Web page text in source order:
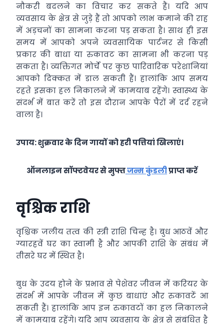
नौकरी बदलने का विचार कर सकते हैं। यदि आप
व्यवसाय के क्षेत्र से जुड़े हैं तो आपको लाभ कमाने की राह
में अड़चनों का सामना करना पड़ सकता है। साथ ही इस
समय में आपको अपने व्यवसायिक पार्टनर से किसी
प्रकार की बाधा या रुकावट का सामना भी करना पड़
सकता है। व्यक्तिगत मोर्चे पर कुछ पारिवारिक परेशानियां
आपको दिक्कत में डाल सकती हैं। हालांकि आप समय
रहते इसका हल निकालने में कामयाब रहेंगे। स्वास्थ्य के
संदर्भ में बात करें तो इस दौरान आपके पैरों में दर्द रहने
वाला है।
उपाय: शुक्रवार के दिन गायों को हरी पत्तियां खिलाएं।
ऑनलाइन सॉफ्टवेयर से मुफ्तजन्म कुंडलीप्राप्त करें
वृश्चिक राशि
वृश्चिक जलीय तत्व की स्त्री राशि चिन्ह है। बुध आठवें और
ग्यारहवें घर का स्वामी है और आपकी राशि के संबंध में
तीसरे घर में स्थित है।
बुध के उदय होने के प्रभाव से पेशेवर जीवन में करियर के
संदर्भ में आपके जीवन में कुछ बाधाएं और रुकावटें आ
सकती हैं। हालांकि आप इन रुकावटों का हल निकालने
में कामयाब रहेंगे। यदि आप व्यवसाय के क्षेत्र से संबंधित है